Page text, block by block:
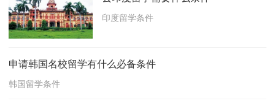
印度留学条件
申请韩国名校留学有什么必备条件
韩国留学条件